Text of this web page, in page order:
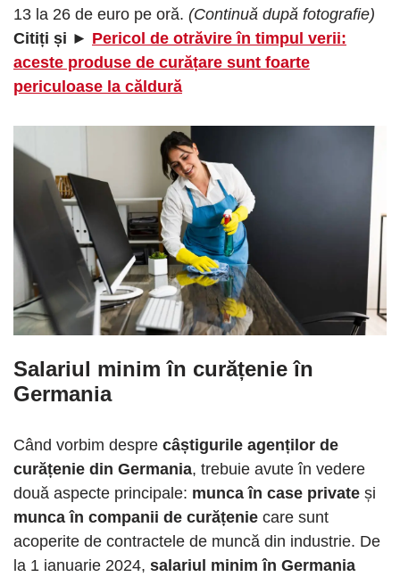
13 la 26 de euro pe oră. (Continuă după fotografie)
Citiți și ► Pericol de otrăvire în timpul verii:
aceste produse de curățare sunt foarte
periculoase la căldură
Salariul minim în curățenie în
Germania
Când vorbim despre câștigurile agenților de
curățenie din Germania, trebuie avute în vedere
două aspecte principale: munca în case private și
munca în companii de curățenie care sunt
acoperite de contractele de muncă din industrie. De
la 1 ianuarie 2024, salariul minim în Germania